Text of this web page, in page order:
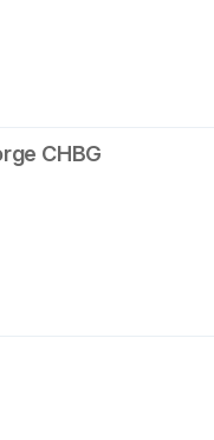
CHBG